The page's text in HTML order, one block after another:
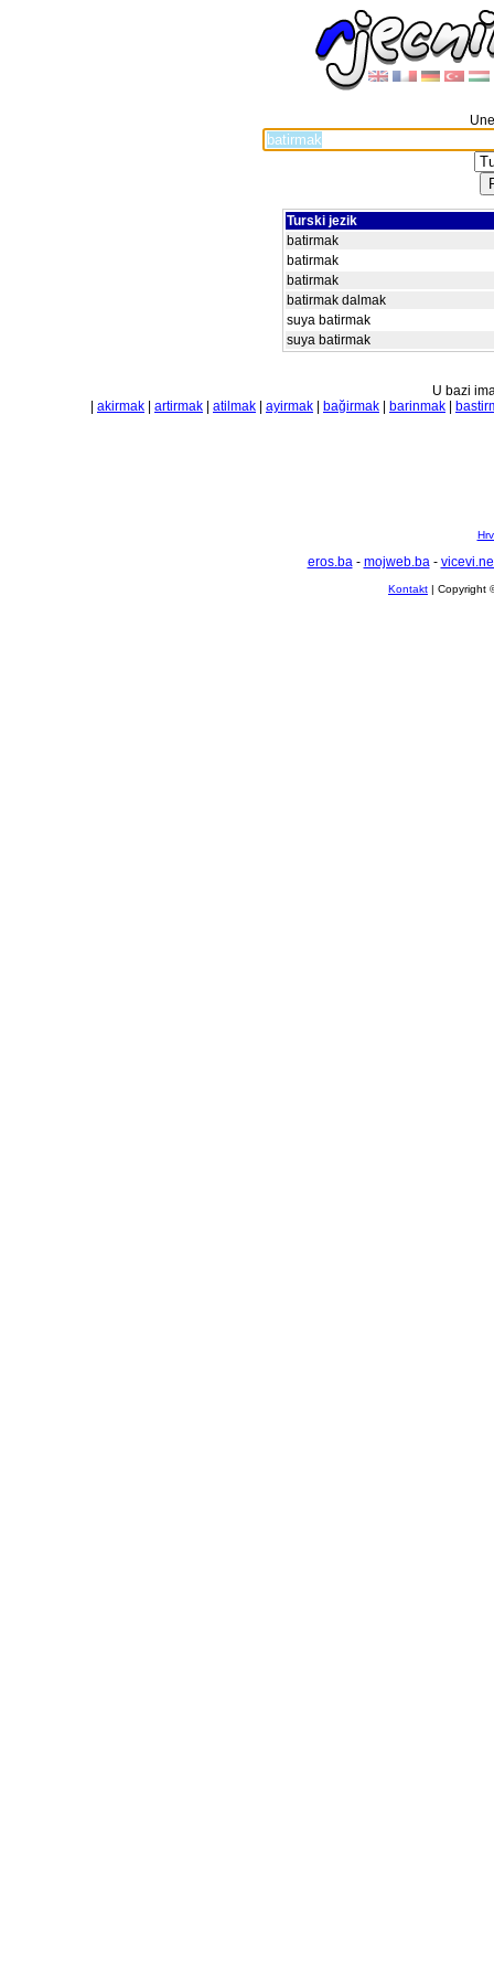
Turski jezik
batirmak
batirmak
batirmak
batirmak dalmak
suya batirmak
suya batirmak
U bazi
akirmak artirmak atilmak ayirmak bağirmak barinmak
eros.ba- mojweb.ba-
Kontakt | Copyright